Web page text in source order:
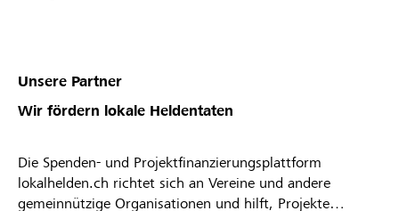
Unsere Partner
Wir fördern lokale Heldentaten
Die Spenden- und Projektfinanzierungsplattform
lokalhelden.ch richtet sich an Vereine und andere
gemeinnützige Organisationen und hilft, Projekte